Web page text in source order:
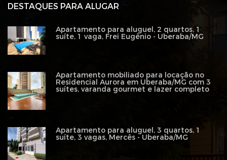
DESTAQUES PARA ALUGAR
Apartamento para aluguel, 2 quartos, 1
suíte, 1 vaga, Frei Eugênio - Uberaba/MG
Apartamento mobiliado para locação no
Residencial Aurora em Uberaba/MG com 3
suítes, varanda gourmet e lazer completo
Apartamento para aluguel, 3 quartos, 1
suíte, 3 vagas, Mercês - Uberaba/MG